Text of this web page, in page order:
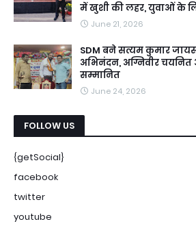
में खुशी की लहर, युवाओं के
June 21, 2026
SDM बने सत्यम कुमार
अभिनंदन, अग्निवीर चयनित
सम्मानित
June 24, 2026
FOLLOW US
{getSocial}
facebook
twitter
youtube